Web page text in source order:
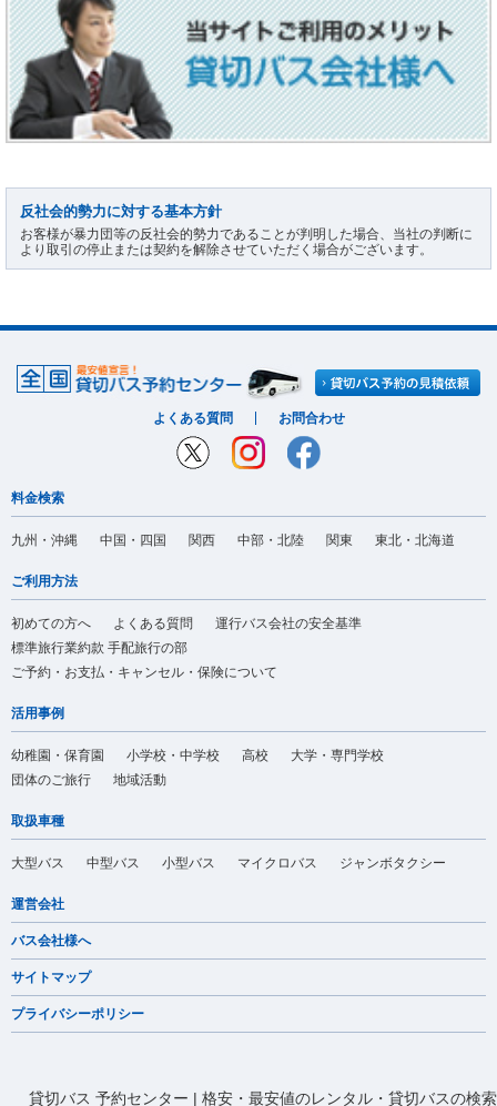
反社会的勢力に対する基本方針
お客様が暴力団等の反社会的勢力であることが判明した場合、当社の判断に
より取引の停止または契約を解除させていただく場合がございます。
よくある質問 お問合わせ
料金検索
九州・沖縄 中国・四国 関西 中部・北陸 関東 東北・北海道
ご利用方法
初めての方へ よくある質問
運行バス会社の安全基準
標準旅行業約款 手配旅行の部
ご予約・お支払・キャンセル・保険について
活用事例
幼稚園・保育園 小学校・中学校 高校
大学・専門学校
団体のご旅行
地域活動
取扱車種
大型バス 中型バス 小型バス マイクロバス ジャンボタクシー
運営会社
バス会社様へ
サイトマップ
プライバシーポリシー
貸切バス 予約センター | 格安・最安値のレンタル・貸切バスの検索